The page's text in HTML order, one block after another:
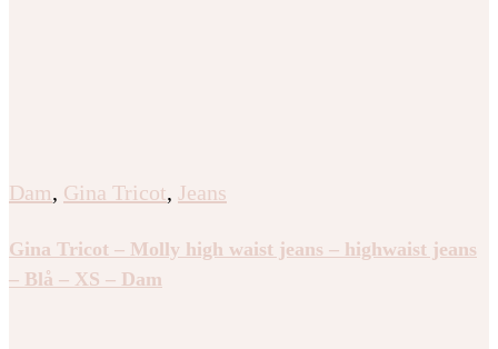
Dam, Gina Tricot, Jeans
Gina Tricot – Molly high waist jeans – highwaist jeans
– Blå – XS – Dam